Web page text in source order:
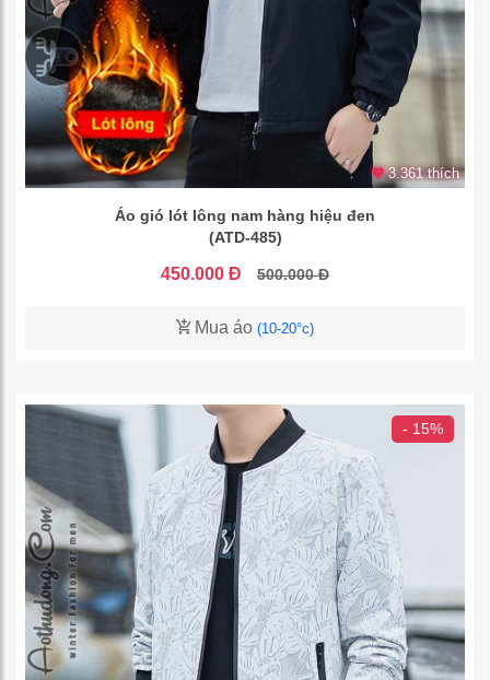
3.361 thích
Áo gió lót lông nam hàng hiệu đen
(ATD-485)
450.000 Đ 500.000 Đ
Mua áo (10-20°c)
- 15%